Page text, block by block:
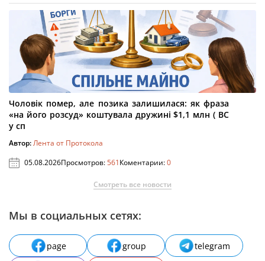
Чоловік помер, але позика залишилася: як фраза
«на його розсуд» коштувала дружині $1,1 млн ( ВС
у сп
Автор:Лента от Протокола
05.08.2026Просмотров:561Коментарии:0
Смотреть все новости
Мы в социальных сетях:
page group
telegram